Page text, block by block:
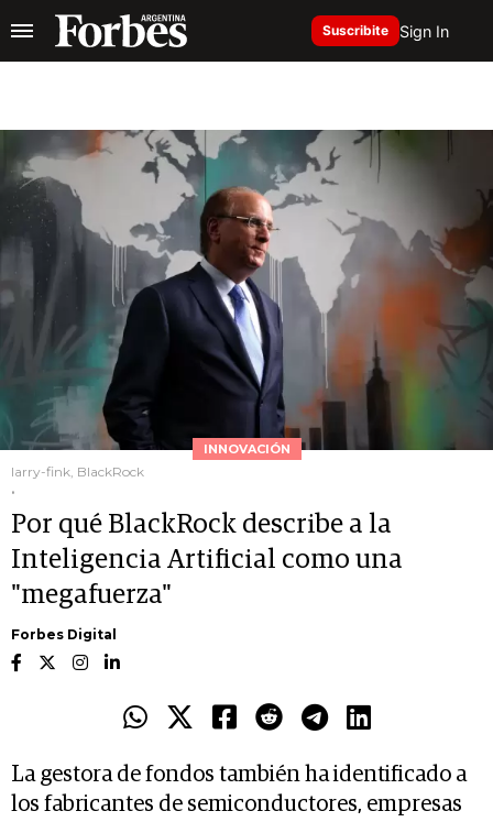
Suscribite Sign In
INNOVACIÓN
larry-fink, BlackRock
.
Por qué BlackRock describe a la
Inteligencia Artificial como una
"megafuerza"
Forbes Digital
La gestora de fondos también ha identificado a
los fabricantes de semiconductores, empresas